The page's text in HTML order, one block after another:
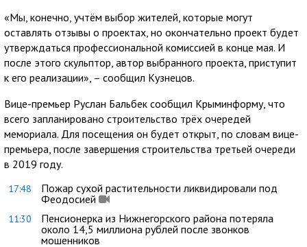
«Мы, конечно, учтём выбор жителей, которые могут
оставлять отзывы о проектах, но окончательно проект будет
утверждаться профессиональной комиссией в конце мая. И
после этого скульптор, автор выбранного проекта, приступит
к его реализации», – сообщил Кузнецов.
Вице-премьер Руслан Бальбек сообщил Крыминформу, что
всего запланировано строительство трёх очередей
мемориала. Для посещения он будет открыт, по словам вице-
премьера, после завершения строительства третьей очереди
в 2019 году.
17:48
Пожар сухой растительности ликвидировали под
Феодосией
11:30
Пенсионерка из Нижнегорского района потеряла
около 14,5 миллиона рублей после звонков
мошенников